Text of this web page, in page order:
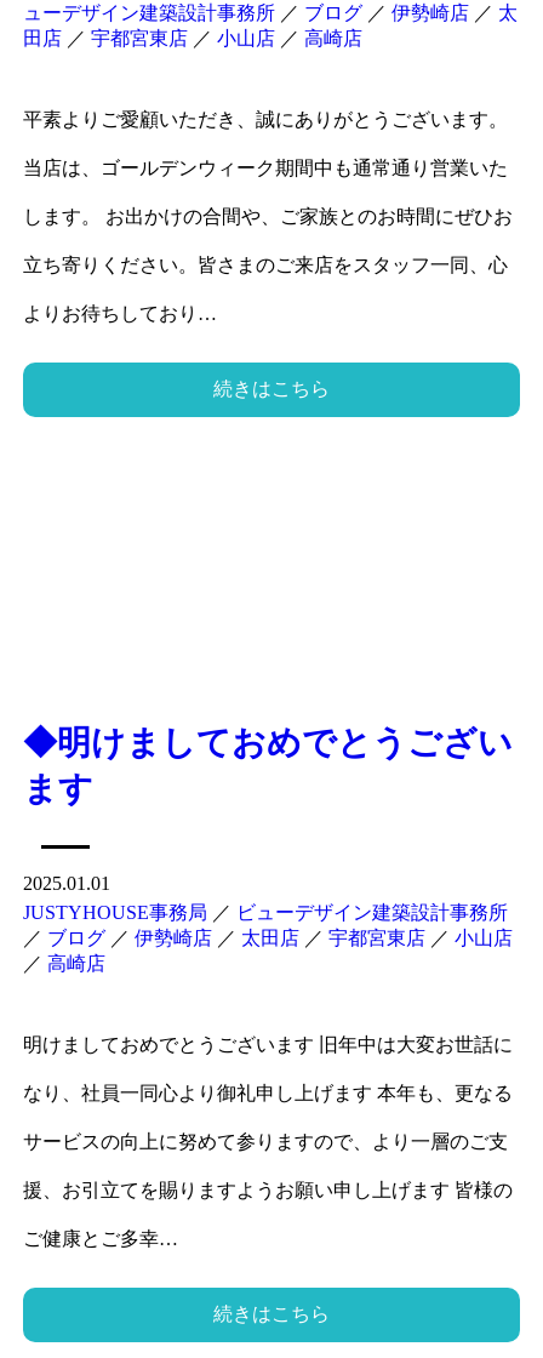
ューデザイン建築設計事務所／ ブログ／ 伊勢崎店／ 太
田店／ 宇都宮東店／ 小山店／ 高崎店
平素よりご愛顧いただき、誠にありがとうございます。
当店は、ゴールデンウィーク期間中も通常通り営業いた
します。 お出かけの合間や、ご家族とのお時間にぜひお
立ち寄りください。皆さまのご来店をスタッフ一同、心
よりお待ちしており…
続きはこちら
◆明けましておめでとうござい
ます
2025.01.01
JUSTYHOUSE事務局 ／ ビューデザイン建築設計事務所
／ ブログ／ 伊勢崎店／ 太田店／ 宇都宮東店／ 小山店
／ 高崎店
明けましておめでとうございます 旧年中は大変お世話に
なり、社員一同心より御礼申し上げます 本年も、更なる
サービスの向上に努めて参りますので、より一層のご支
援、お引立てを賜りますようお願い申し上げます 皆様の
ご健康とご多幸…
続きはこちら